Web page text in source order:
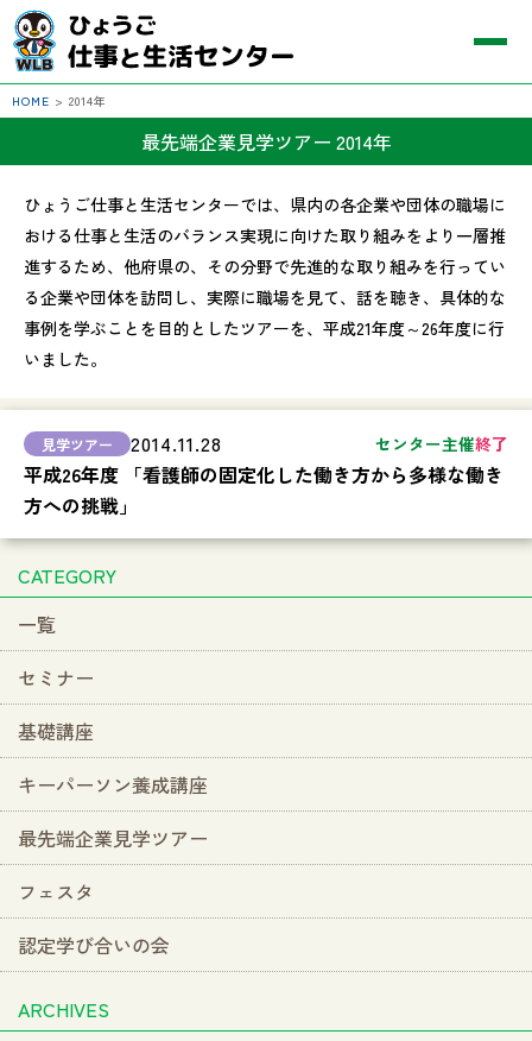
HOME > 2014年
最先端企業見学ツアー 2014年
ひょうご仕事と生活センターでは、県内の各企業や団体の職場に
おける仕事と生活のバランス実現に向けた取り組みをより一層推
進するため、他府県の、その分野で先進的な取り組みを行ってい
る企業や団体を訪問し、実際に職場を見て、話を聴き、具体的な
事例を学ぶことを目的としたツアーを、平成21年度～26年度に行
いました。
2014.11.28 センター主催終了
平成26年度 「看護師の固定化した働き方から多様な働き
方への挑戦」
CATEGORY
一覧
セミナー
基礎講座
キーパーソン養成講座
最先端企業見学ツアー
フェスタ
認定学び合いの会
ARCHIVES